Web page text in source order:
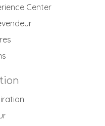
Center